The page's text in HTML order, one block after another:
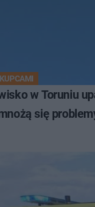
w Toruniu
się